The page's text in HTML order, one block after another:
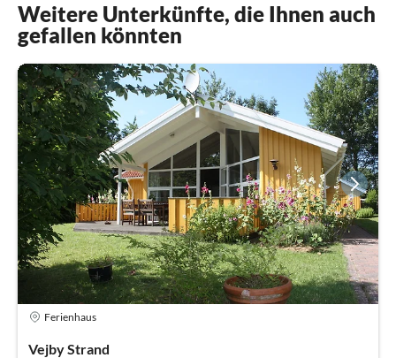
Weitere Unterkünfte, die Ihnen auch
gefallen könnten
Ferienhaus
Vejby Strand